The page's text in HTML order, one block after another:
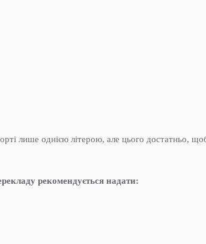
лише однією літерою, але цього достатньо,
рекомендується надати: